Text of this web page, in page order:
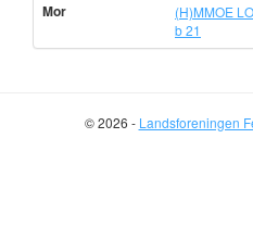
Mor
(H)MMOE
b 21
© 2026 - Landsforeningen